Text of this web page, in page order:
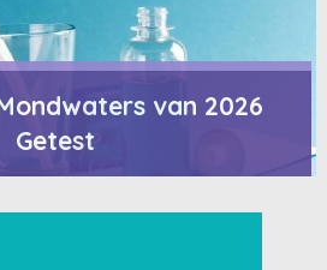
van 2026
Getest